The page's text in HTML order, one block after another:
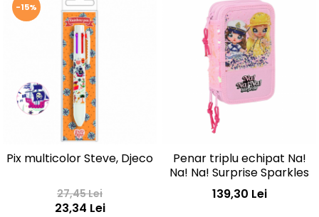
-15%
Pix multicolor Steve, Djeco
27,45 Lei
23,34 Lei
Penar triplu echipat Na!
Na! Na! Surprise Sparkles
139,30 Lei